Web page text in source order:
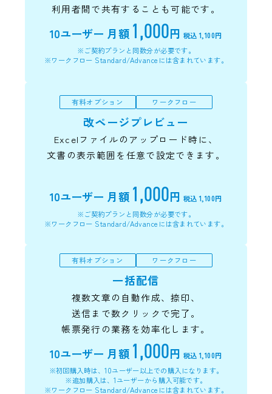
利用者間で共有することも可能です。
10ユーザー 月額 1,000円 税込 1,100円
※ご契約プランと同数分が必要です。
※ワークフロー Standard/Advanceには含まれています。
有料オプション ワークフロー
改ページプレビュー
Excelファイルのアップロード時に、
文書の表示範囲を任意で設定できます。
10ユーザー 月額 1,000円 税込 1,100円
※ご契約プランと同数分が必要です。
※ワークフロー Standard/Advanceには含まれています。
有料オプション ワークフロー
一括配信
複数文章の自動作成、捺印、
送信まで数クリックで完了。
帳票発行の業務を効率化します。
10ユーザー 月額 1,000円 税込 1,100円
※初回購入時は、10ユーザー以上での購入になります。
※追加購入は、1ユーザーから購入可能です。
※ワークフロー Standard/Advanceには含まれています。